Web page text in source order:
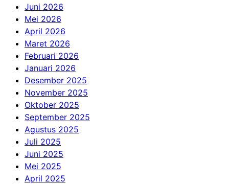
Juni 2026
Mei 2026
April 2026
Maret 2026
Februari 2026
Januari 2026
Desember 2025
November 2025
Oktober 2025
September 2025
Agustus 2025
Juli 2025
Juni 2025
Mei 2025
April 2025